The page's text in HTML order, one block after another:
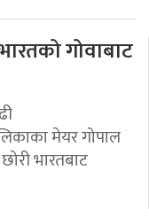
गोवाबाट
मेयर गोपाल
भारतबाट